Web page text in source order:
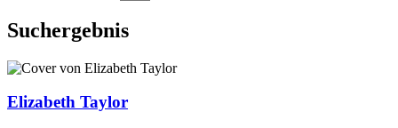
Suchergebnis
Elizabeth Taylor